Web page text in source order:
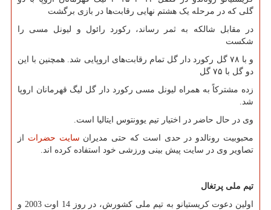
گلی که در مرحله یک هشتم نهایی رقابت‌ها در بازی برگشت
در مقابل شالکه به ثمر رساند، رکورد رائول و لیونل مسی را
شکست
و با ۷۸ گل رکورد دار گل تمام رقابت‌های اروپایی شد. همچنین با این
دو گل با ۷۵ گل
زده مشترکاً به همراه لیونل مسی رکورد دار گل لیگ قهرمانان اروپا
شد.
وی در حال حاضر در اختیار تیم یوونتوس ایتالیا است.
محبوبیت رونالدو در حدی است که حتی مدیران سایت حضرات از
تصاویر وی در سایت پیش بینی ورزشی خود استفاده کرده اند.
تیم ملی پرتغال
اولین دعوت کریستیانو به تیم ملی کشورش، در روز 14 اوت 2003 و